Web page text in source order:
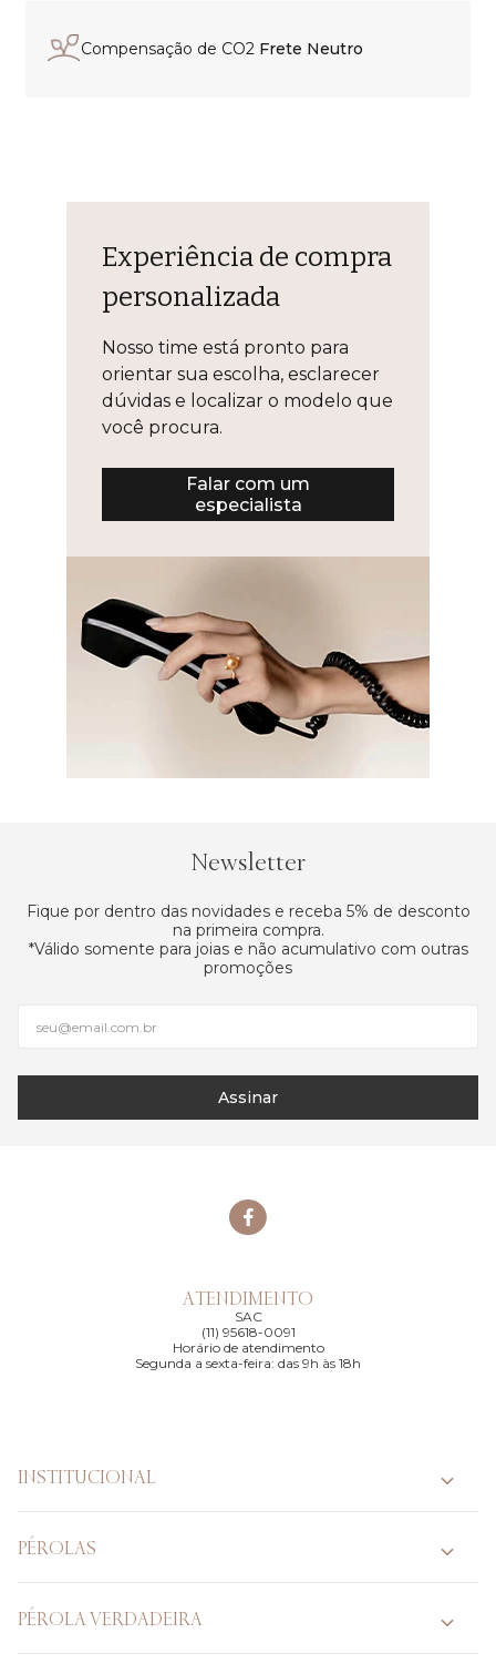
Compensação de CO2 Frete Neutro
Experiência de compra
personalizada
Nosso time está pronto para
orientar sua escolha, esclarecer
dúvidas e localizar o modelo que
você procura.
Falar com um
especialista
Newsletter
Fique por dentro das novidades e receba 5% de desconto
na primeira compra.
*Válido somente para joias e não acumulativo com outras
promoções
Assinar
ATENDIMENTO
SAC
(11) 95618-0091
Horário de atendimento
Segunda a sexta-feira: das 9h às 18h
INSTITUCIONAL
PÉROLAS
PÉROLA VERDADEIRA